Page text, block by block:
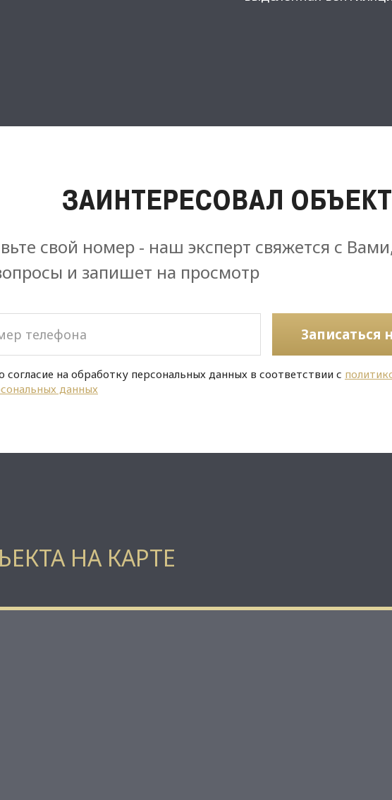
ЗАИНТЕРЕСОВАЛ
свой номер - наш эксперт свяжется с
и запишет на просмотр
Записаться
согласие на обработку персональных данных в соответствии с
данных
НА КАРТЕ